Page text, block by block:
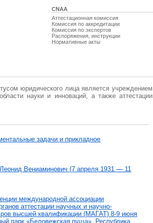
CNAA
Аттестационная комиссия
Комиссия по аккредитации
Комиссия по экспертов
Распоряжения, инструкции
Нормативные акты
юридического лица является учреждением
науки и инноваций, а также аттестации
задачи и прикладное
Вениаминович (7 апреля 1931 — 11
международной ассоциации
аттестации научных и научно-
высшей квалификации (МАГAT) 8-9 июня
парк «Беловежская пуща», Республика